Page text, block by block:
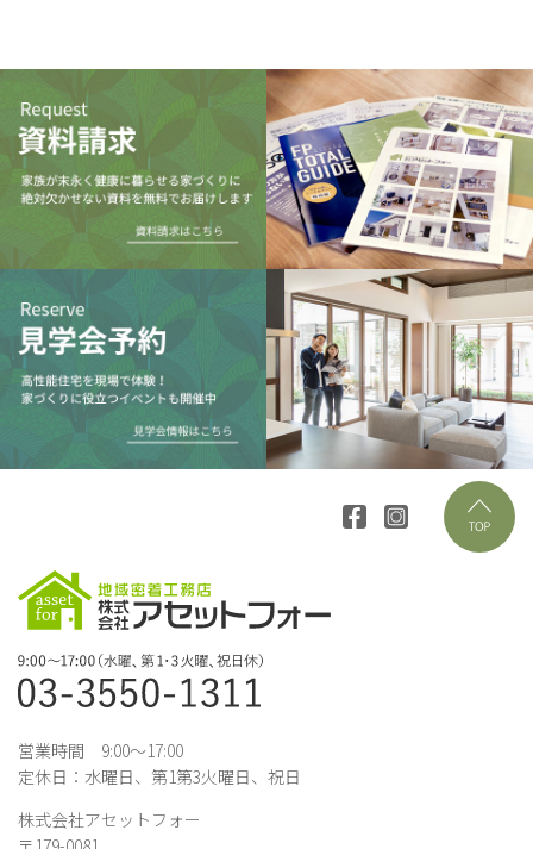
営業時間 9:00～17:00
定休日：水曜日、第1第3火曜日、祝日
株式会社アセットフォー